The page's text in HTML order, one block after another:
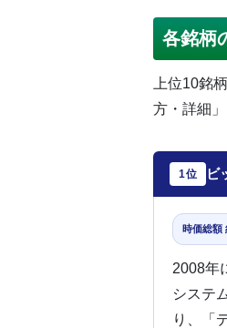
各銘柄
上位10銘
方・詳細
1位 ビ
時価総額
2008年
システ
り、「